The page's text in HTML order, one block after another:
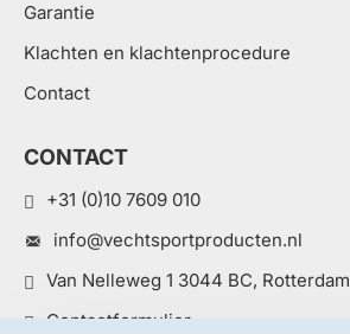
Garantie
Klachten en klachtenprocedure
Contact
CONTACT
+31 (0)10 7609 010
info@vechtsportproducten.nl
Van Nelleweg 1 3044 BC, Rotterdam
Contactformulier